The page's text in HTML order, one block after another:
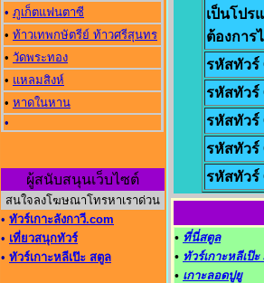
• ภูเก็ตแฟนตาซี
• ท้าวเทพกษัตรีย์ ท้าวศรีสุนทร
• วัดพระทอง
• แหลมสิงห์
• หาดในหาน
•
ผู้สนับสนุนเว็บไซต์
สนใจลงโฆษณาโทรหาเราด่วน
• ทัวร์เกาะลังกาวี.com
• เที่ยวสนุกทัวร์
• ทัวร์เกาะหลีเป๊ะ สตูล
เป็นโปร
ต้องการ
รหัสทัวร์
รหัสทัวร์
รหัสทัวร์
รหัสทัวร์
รหัสทัวร์
• ที่นี่สตูล
• ทัวร์เกาะหลีเป๊
• เกาะลอดปูยู